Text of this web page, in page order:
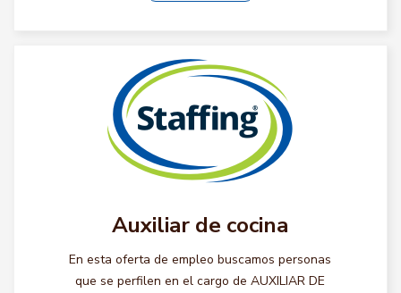
Auxiliar de cocina
En esta oferta de empleo buscamos personas
que se perfilen en el cargo de AUXILIAR DE